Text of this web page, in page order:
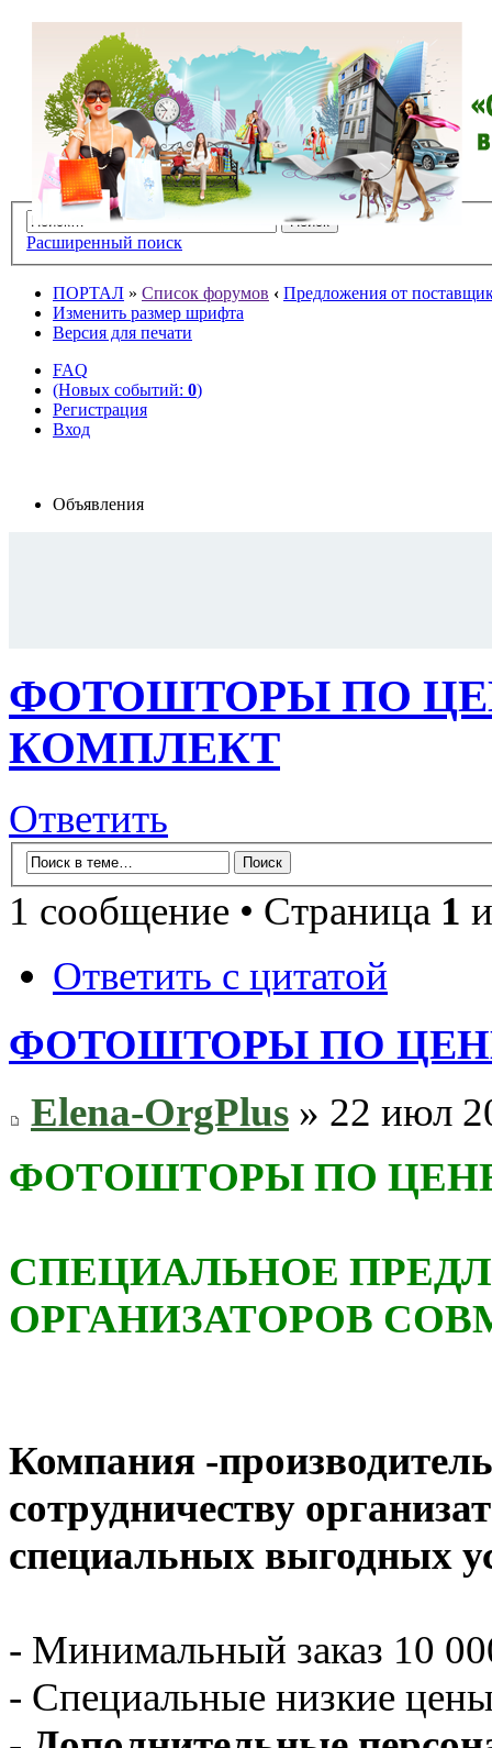
Расширенный поиск
ПОРТАЛ » Список форумов ‹ Предложения от
Изменить размер шрифта
Версия для печати
FAQ
(Новых событий: 0)
Регистрация
Вход
Объявления
ФОТОШТОРЫ ПО
КОМПЛЕКТ
Ответить
1 сообщение • Страница 1
Ответить с цитатой
ФОТОШТОРЫ ПО ЦЕНЕ
Elena-OrgPlus » 22 июл
ФОТОШТОРЫ ПО ЦЕНЕ
СПЕЦИАЛЬНОЕ
ОРГАНИЗАТОРОВ
Компания -
сотрудничеству
специальных выгодных
- Минимальный заказ 10
- Специальные низкие